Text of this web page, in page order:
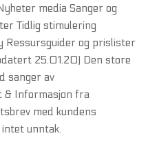
media Sanger og
Tidlig stimulering
Ressursguider og prislister
25.01.20) Den store
sanger av
& Informasjon fra
med kundens
unntak.